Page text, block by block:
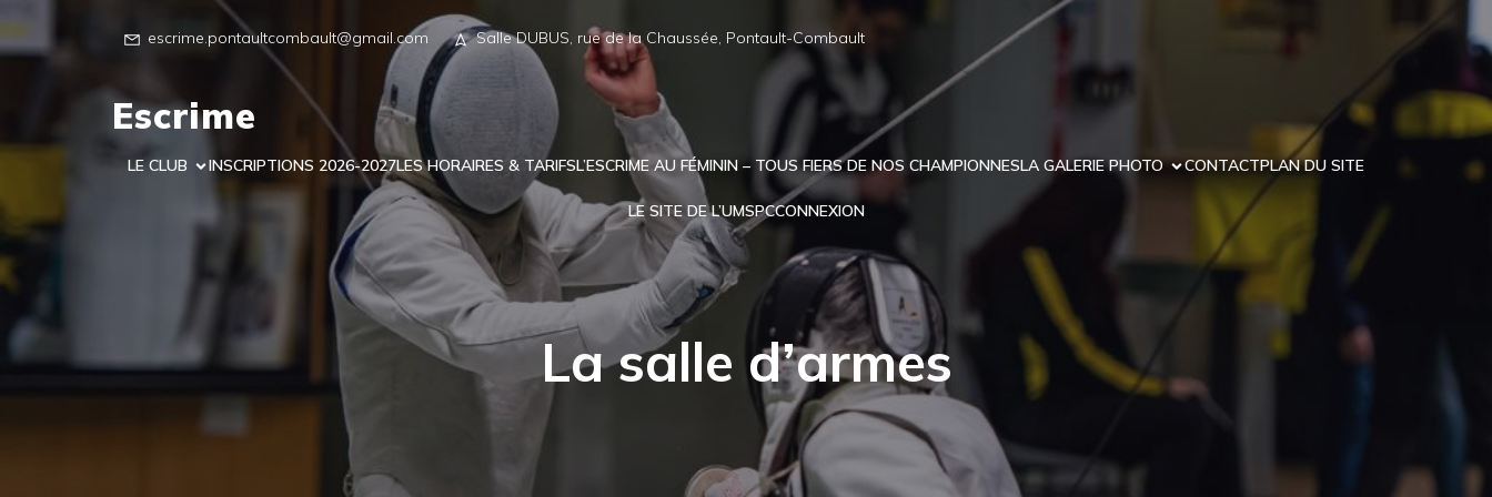
escrime.pontaultcombault@gmail.com Salle DUBUS, rue de la Chaussée, Pontault-Combault
Escrime
LE CLUB INSCRIPTIONS 2026-2027LES HORAIRES & TARIFSL’ESCRIME AU FÉMININ – TOUS FIERS DE NOS CHAMPIONNESLA GALERIE PHOTO CONTACTPLAN DU SITE
LE SITE DE L’UMSPCCONNEXION
La salle d’armes